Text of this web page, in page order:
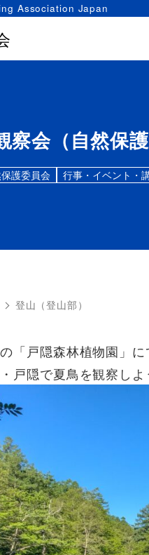
Association Japan
察会（自然保護
護委員会 行事・イベント・
登山（登山部）
「戸隠森林植物園」
戸隠で夏鳥を観察しよ